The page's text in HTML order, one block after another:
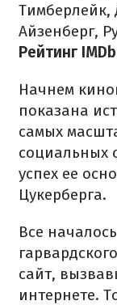
Тимберлейк,
Айзенберг,
Рейтинг
Начнем
показана
самых
социальных
успех ее
Цукерберга.
Все
сайт,
интернете.